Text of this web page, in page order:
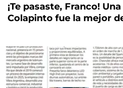
¡Te pasaste, Franco!
Colapinto fue la mejor